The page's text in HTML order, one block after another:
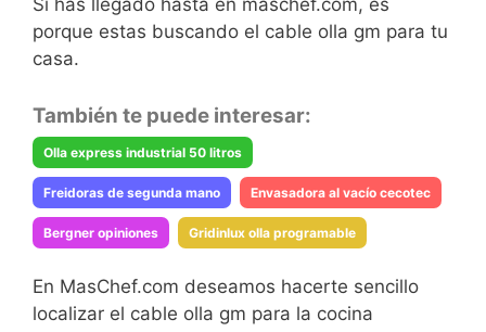
Si has llegado hasta en maschef.com, es
porque estas buscando el cable olla gm para tu
casa.
También te puede interesar:
Olla express industrial 50 litros
Freidoras de segunda mano Envasadora al vacío cecotec
Bergner opiniones Gridinlux olla programable
En MasChef.com deseamos hacerte sencillo
localizar el cable olla gm para la cocina